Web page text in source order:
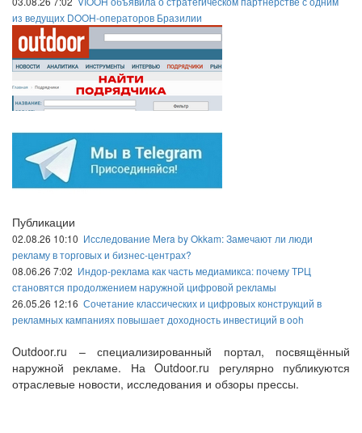
из ведущих DOOH-операторов Бразилии
Публикации
02.08.26 10:10 Исследование Mera by Okkam: Замечают ли люди
рекламу в торговых и бизнес-центрах?
08.06.26 7:02 Индор-реклама как часть медиамикса: почему ТРЦ
становятся продолжением наружной цифровой рекламы
26.05.26 12:16 Сочетание классических и цифровых конструкций в
рекламных кампаниях повышает доходность инвестиций в ooh
Outdoor.ru – специализированный портал, посвящённый
наружной рекламе. На Outdoor.ru регулярно публикуются
отраслевые новости, исследования и обзоры прессы.